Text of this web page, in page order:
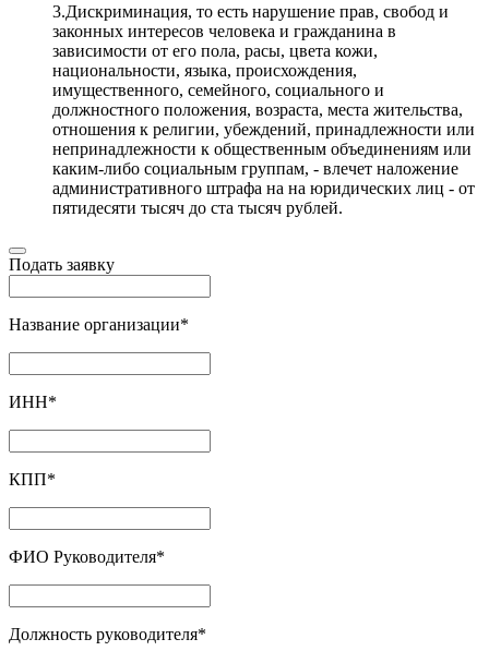
3.Дискриминация, то есть нарушение прав, свобод и
законных интересов человека и гражданина в
зависимости от его пола, расы, цвета кожи,
национальности, языка, происхождения,
имущественного, семейного, социального и
должностного положения, возраста, места жительства,
отношения к религии, убеждений, принадлежности или
непринадлежности к общественным объединениям или
каким-либо социальным группам, - влечет наложение
административного штрафа на на юридических лиц - от
пятидесяти тысяч до ста тысяч рублей.
Подать заявку
Название организации*
ИНН*
КПП*
ФИО Руководителя*
Должность руководителя*